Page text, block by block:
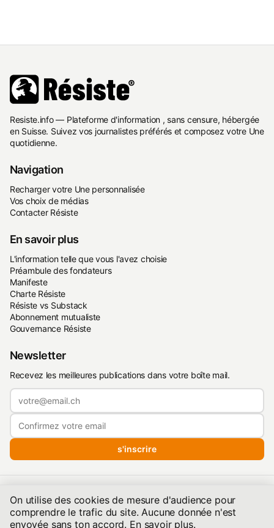
On utilise des cookies de mesure d'audience pour
comprendre le trafic du site. Aucune donnée n'est
envoyée sans ton accord. En savoir plus.
Resiste.info — Plateforme d'information , sans censure, hébergée
en Suisse. Suivez vos journalistes préférés et composez votre Une
quotidienne.
Navigation
Recharger votre Une personnalisée
Vos choix de médias
Contacter Résiste
En savoir plus
L'information telle que vous l'avez choisie
Préambule des fondateurs
Manifeste
Charte Résiste
Résiste vs Substack
Abonnement mutualiste
Gouvernance Résiste
Newsletter
Recevez les meilleures publications dans votre boîte mail.
s'inscrire
Conditions de publication
©2026 resiste.info | Hébergé quelque part dans les Alpes — Une